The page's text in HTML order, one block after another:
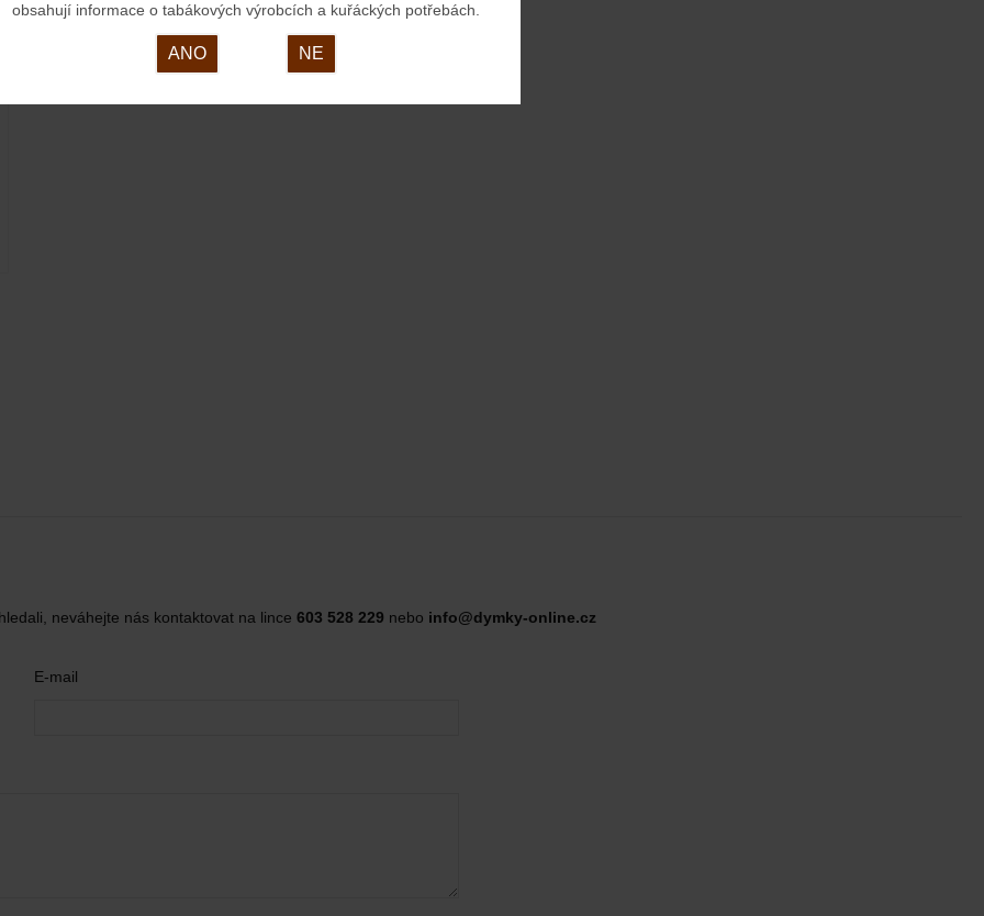
neváhejte nás kontaktovat na lince 603 528 229 nebo info@dymky-online.cz
E-mail
obsahují informace o tabákových výrobcích a kuřáckých potřebách.
ANO NE